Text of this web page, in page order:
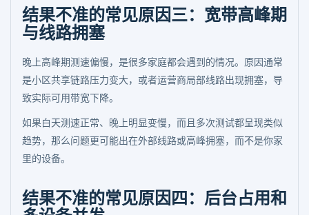
结果不准的常见原因三：宽带高峰期
与线路拥塞
晚上高峰期测速偏慢，是很多家庭都会遇到的情况。原因通常
是小区共享链路压力变大，或者运营商局部线路出现拥塞，导
致实际可用带宽下降。
如果白天测速正常、晚上明显变慢，而且多次测试都呈现类似
趋势，那么问题更可能出在外部线路或高峰拥塞，而不是你家
里的设备。
结果不准的常见原因四：后台占用和